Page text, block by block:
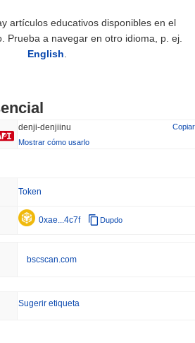
artículos educativos disponibles en el
Prueba a navegar en otro idioma, p. ej.
English
denji-denjiinu
Copiar
Mostrar cómo usarlo
Token
0xae...4c7f Dupdo
bscscan.com
Sugerir etiqueta